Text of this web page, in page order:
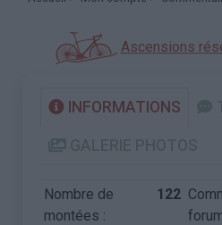
Ascensions
INFORMATIONS
Nombre de
montées :
122